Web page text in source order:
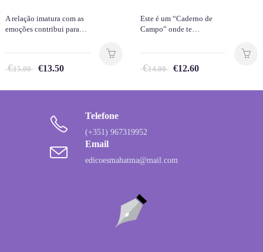
A relação imatura com as
emoções contribui para…
€15.00 €13.50
Este é um “Caderno de
Campo” onde te…
€14.00 €12.60
Telefone
(+351) 967319952
Email
edicoesmahatma@mail.com